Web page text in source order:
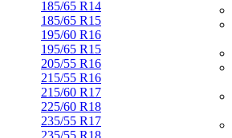
185/65 R14
185/65 R15
195/60 R16
195/65 R15
205/55 R16
215/55 R16
215/60 R17
225/60 R18
235/55 R17
235/55 R18